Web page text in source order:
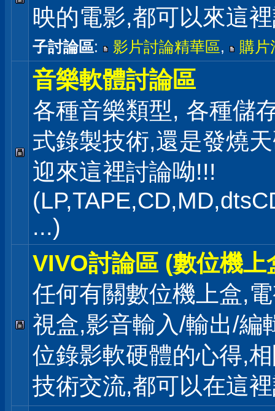
映的電影,都可以來這
子討論區: 影片討論精華區, 購片
音樂軟體討論區
各種音樂類型, 各種儲
式錄製技術,還是發燒
迎來這裡討論呦!!!
...)
VIVO討論區 (數位機上
任何有關數位機上盒,
視盒,影音輸入/輸出/編
位錄影軟硬體的心得,
技術交流,都可以在這